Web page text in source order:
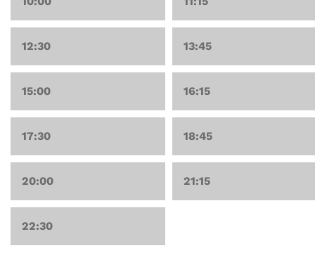
12:30 13:45
15:00 16:15
17:30 18:45
20:00 21:15
22:30